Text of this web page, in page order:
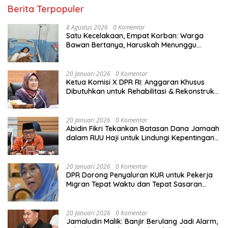
Berita Terpopuler
8 Agustus 2026 0 Komentar
Satu Kecelakaan, Empat Korban: Warga
Bawan Bertanya, Haruskah Menunggu
20 Januari 2026 0 Komentar
Ketua Komisi X DPR RI: Anggaran Khusus
Dibutuhkan untuk Rehabilitasi & Rekonstruksi
20 Januari 2026 0 Komentar
Abidin Fikri Tekankan Batasan Dana Jamaah
dalam RUU Haji untuk Lindungi Kepentingan
20 Januari 2026 0 Komentar
DPR Dorong Penyaluran KUR untuk Pekerja
Migran Tepat Waktu dan Tepat Sasaran
20 Januari 2026 0 Komentar
Jamaludin Malik: Banjir Berulang Jadi Alarm,